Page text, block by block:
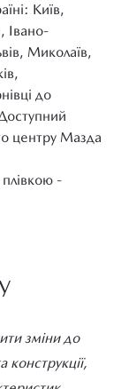
Київ,
Івано-
Миколаїв,
до
центру Мазда
-
зміни до
конструкції,